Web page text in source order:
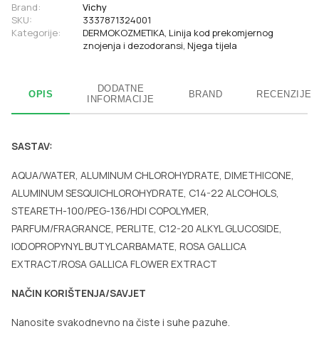
Brand:
Vichy
SKU:
3337871324001
Kategorije:
DERMOKOZMETIKA, Linija kod prekomjernog
znojenja i dezodoransi, Njega tijela
OPIS
DODATNE
INFORMACIJE
BRAND RECENZIJE
SASTAV:
AQUA/WATER, ALUMINUM CHLOROHYDRATE, DIMETHICONE,
ALUMINUM SESQUICHLOROHYDRATE, C14-22 ALCOHOLS,
STEARETH-100/PEG-136/HDI COPOLYMER,
PARFUM/FRAGRANCE, PERLITE, C12-20 ALKYL GLUCOSIDE,
IODOPROPYNYL BUTYLCARBAMATE, ROSA GALLICA
EXTRACT/ROSA GALLICA FLOWER EXTRACT
NAČIN KORIŠTENJA/SAVJET
Nanosite svakodnevno na čiste i suhe pazuhe.